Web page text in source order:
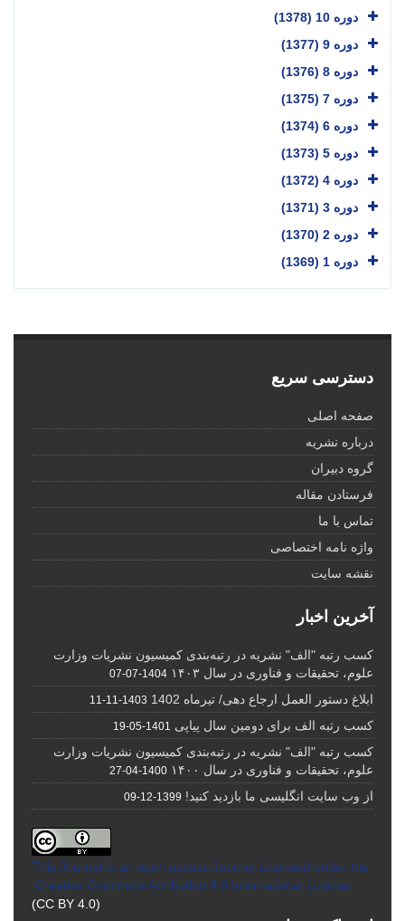
دوره 10 (1378)
دوره 9 (1377)
دوره 8 (1376)
دوره 7 (1375)
دوره 6 (1374)
دوره 5 (1373)
دوره 4 (1372)
دوره 3 (1371)
دوره 2 (1370)
دوره 1 (1369)
دسترسی سریع
صفحه اصلی
درباره نشریه
گروه دبیران
فرستادن مقاله
تماس با ما
واژه نامه اختصاصی
نقشه سایت
آخرین اخبار
کسب رتبه "الف" نشریه در رتبه‌بندی کمیسیون نشریات وزارت
علوم، تحقیقات و فناوری در سال ۱۴۰۳
1404-07-07
ابلاغ دستور العمل ارجاع دهی/ تیرماه 1402 1403-11-11
کسب رتبه الف برای دومین سال پیاپی 1401-05-19
کسب رتبه "الف" نشریه در رتبه‌بندی کمیسیون نشریات وزارت
علوم، تحقیقات و فناوری در سال ۱۴۰۰
1400-04-27
از وب سایت انگلیسی ما بازدید کنید! 1399-12-09
This Journal is an open access Journal Licensed under the
Creative Commons Attribution 4.0 International License
(CC BY 4.0)